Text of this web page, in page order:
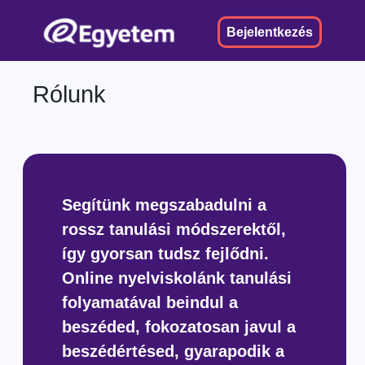
Bejelentkezés
Rólunk
Segítünk megszabadulni a
rossz tanulási módszerektől,
így gyorsan tudsz fejlődni.
Online nyelviskolánk tanulási
folyamatával beindul a
beszéded, fokozatosan javul a
beszédértésed, gyarapodik a